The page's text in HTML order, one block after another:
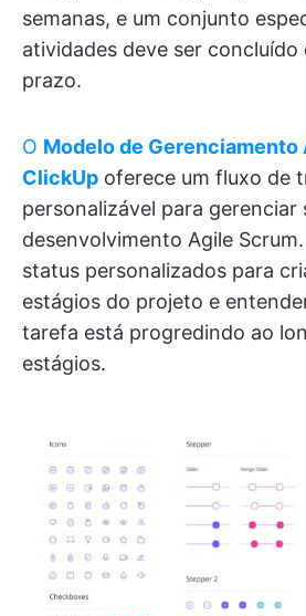
semanas, e um conjunto
atividades deve ser concluído
prazo.
O Modelo de Gerenciamento
ClickUp oferece um fluxo de
personalizável para gerenciar
desenvolvimento Agile
status personalizados para
estágios do projeto e
tarefa está progredindo ao
estágios.